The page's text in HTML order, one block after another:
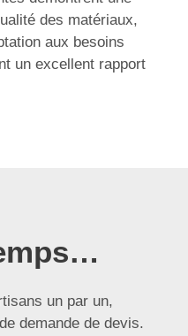
des matériaux,
aux besoins
un excellent rapport
un par un,
demande de devis.